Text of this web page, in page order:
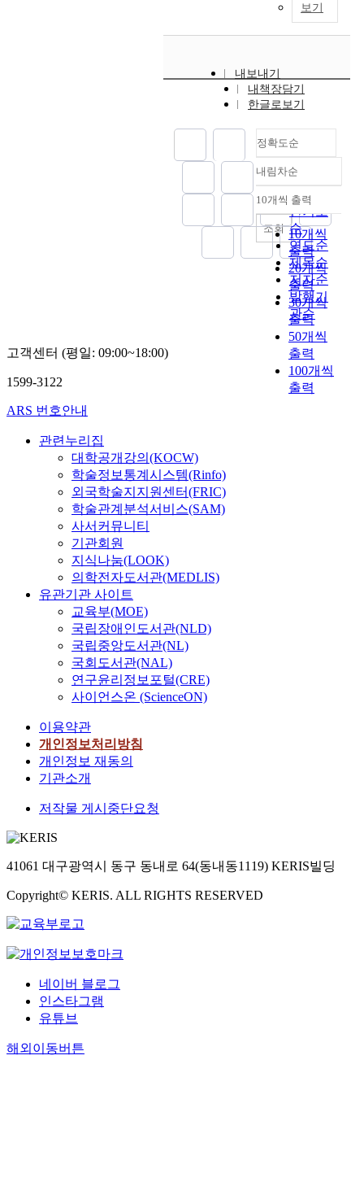
보기
내보내기
내책장담기
한글로보기
정확도순
정확도
순
인기도
순
연도순
제목순
저자순
발행기
관순
내림차순
내림차순
10개씩 출력
10개씩
출력
20개씩
출력
30개씩
출력
50개씩
출력
100개씩
출력
조회
고객센터 (평일: 09:00~18:00)
1599-3122
ARS 번호안내
관련누리집
대학공개강의(KOCW)
학술정보통계시스템(Rinfo)
외국학술지지원센터(FRIC)
학술관계분석서비스(SAM)
사서커뮤니티
기관회원
지식나눔(LOOK)
의학전자도서관(MEDLIS)
유관기관 사이트
교육부(MOE)
국립장애인도서관(NLD)
국립중앙도서관(NL)
국회도서관(NAL)
연구윤리정보포털(CRE)
사이언스온 (ScienceON)
이용약관
개인정보처리방침
개인정보 재동의
기관소개
저작물 게시중단요청
41061 대구광역시 동구 동내로 64(동내동1119) KERIS빌딩
Copyright© KERIS. ALL RIGHTS RESERVED
네이버 블로그
인스타그램
유튜브
해외이동버튼